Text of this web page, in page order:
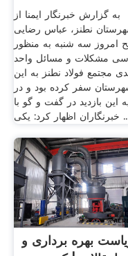
به گزارش خبرنگار ایمنا از
نطنز، عباس رضایی
امروز سه شنبه به منظور
مشکلات و مسائل واحد
مجتمع فولاد نطنز به این
سفر کرده بود و در
این بازدید در گفت و گو با
کرد: یکی ...
بهره برداری و